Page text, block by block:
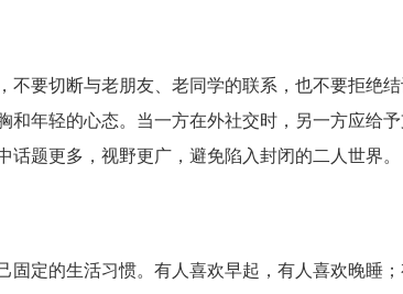
不要切断与老朋友、老同学的联系，也不要拒绝
年轻的心态。当一方在外社交时，另一方应给予
题更多，视野更广，避免陷入封闭的二人世界。
固定的生活习惯。有人喜欢早起，有人喜欢晚睡